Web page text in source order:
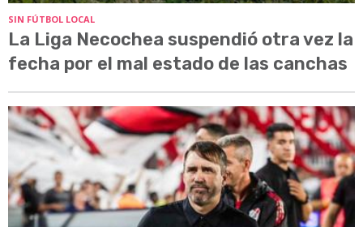
SIN FÚTBOL LOCAL
La Liga Necochea suspendió otra vez la
fecha por el mal estado de las canchas